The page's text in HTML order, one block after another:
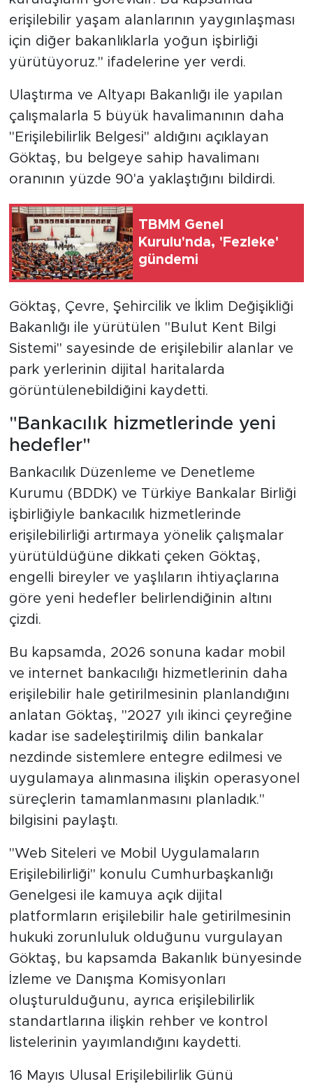
erişilebilir yaşam alanlarının yaygınlaşması
için diğer bakanlıklarla yoğun işbirliği
yürütüyoruz." ifadelerine yer verdi.
Ulaştırma ve Altyapı Bakanlığı ile yapılan
çalışmalarla 5 büyük havalimanının daha
"Erişilebilirlik Belgesi" aldığını açıklayan
Göktaş, bu belgeye sahip havalimanı
oranının yüzde 90'a yaklaştığını bildirdi.
TBMM Genel
Kurulu'nda, 'Fezleke'
gündemi
Göktaş, Çevre, Şehircilik ve İklim Değişikliği
Bakanlığı ile yürütülen "Bulut Kent Bilgi
Sistemi" sayesinde de erişilebilir alanlar ve
park yerlerinin dijital haritalarda
görüntülenebildiğini kaydetti.
"Bankacılık hizmetlerinde yeni
hedefler"
Bankacılık Düzenleme ve Denetleme
Kurumu (BDDK) ve Türkiye Bankalar Birliği
işbirliğiyle bankacılık hizmetlerinde
erişilebilirliği artırmaya yönelik çalışmalar
yürütüldüğüne dikkati çeken Göktaş,
engelli bireyler ve yaşlıların ihtiyaçlarına
göre yeni hedefler belirlendiğinin altını
çizdi.
Bu kapsamda, 2026 sonuna kadar mobil
ve internet bankacılığı hizmetlerinin daha
erişilebilir hale getirilmesinin planlandığını
anlatan Göktaş, "2027 yılı ikinci çeyreğine
kadar ise sadeleştirilmiş dilin bankalar
nezdinde sistemlere entegre edilmesi ve
uygulamaya alınmasına ilişkin operasyonel
süreçlerin tamamlanmasını planladık."
bilgisini paylaştı.
"Web Siteleri ve Mobil Uygulamaların
Erişilebilirliği" konulu Cumhurbaşkanlığı
Genelgesi ile kamuya açık dijital
platformların erişilebilir hale getirilmesinin
hukuki zorunluluk olduğunu vurgulayan
Göktaş, bu kapsamda Bakanlık bünyesinde
İzleme ve Danışma Komisyonları
oluşturulduğunu, ayrıca erişilebilirlik
standartlarına ilişkin rehber ve kontrol
listelerinin yayımlandığını kaydetti.
16 Mayıs Ulusal Erişilebilirlik Günü